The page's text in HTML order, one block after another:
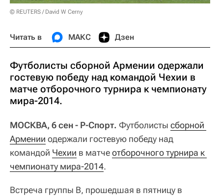
© REUTERS / David W Cerny
Читать в МАКС Дзен
Футболисты сборной Армении одержали
гостевую победу над командой Чехии в
матче отборочного турнира к чемпионату
мира-2014.
МОСКВА, 6 сен - Р-Спорт. Футболисты сборной
Армении одержали гостевую победу над
командой Чехии в матчеотборочного турнира к
чемпионату мира-2014.
Встреча группы B, прошедшая в пятницу в